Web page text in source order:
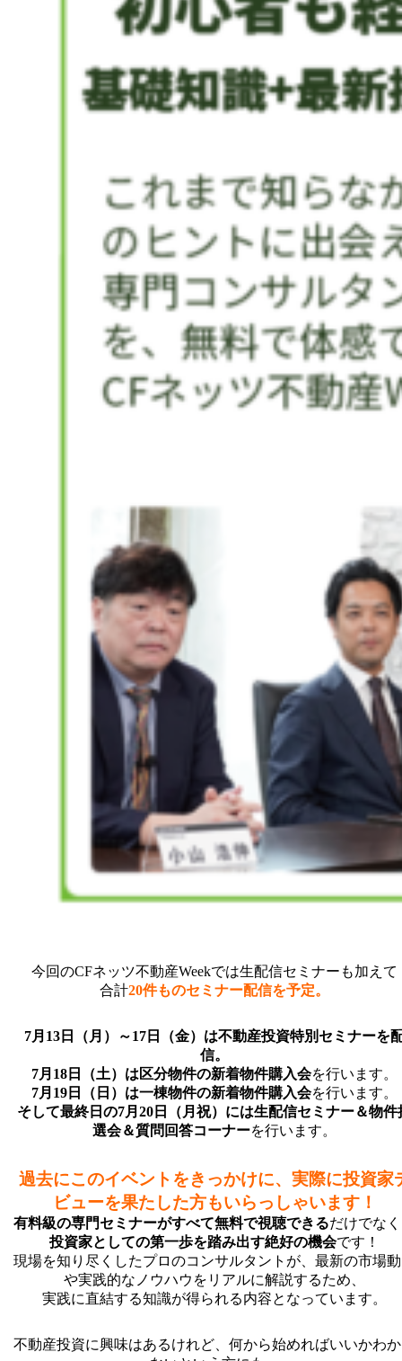
今回のCFネッツ不動産Weekでは生配信セミナーも加えて
合計20件ものセミナー配信を予定。
7月13日（月）～17日（金）は不動産投資特別セミナーを
信。
7月18日（土）は区分物件の新着物件購入会を行います。
7月19日（日）は一棟物件の新着物件購入会を行います。
そして最終日の7月20日（月祝）には生配信セミナー＆物件
選会＆質問回答コーナーを行います。
過去にこのイベントをきっかけに、実際に投資家
ビューを果たした方もいらっしゃいます！
有料級の専門セミナーがすべて無料で視聴できるだけでな
投資家としての第一歩を踏み出す絶好の機会です！
現場を知り尽くしたプロのコンサルタントが、最新の市場
や実践的なノウハウをリアルに解説するため、
実践に直結する知識が得られる内容となっています。
不動産投資に興味はあるけれど、何から始めればいいかわ